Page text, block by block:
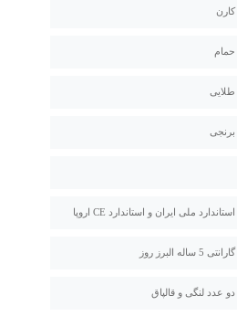
کارن
حمام
طلایی
برنجی
استاندارد ملی ایران و استاندارد CE اروپا
گارانتی 5 ساله البرز روز
دو عدد لنگی و قالپاق